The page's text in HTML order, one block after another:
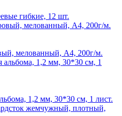
гибкие, 12 шт.
мелованный, А4, 200г/м.
1,2 мм, 30*30 см, 1 лист.